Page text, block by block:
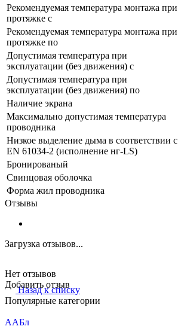
Рекомендуемая температура монтажа при
протяжке с
Рекомендуемая температура монтажа при
протяжке по
Допустимая температура при
эксплуатации (без движения) с
Допустимая температура при
эксплуатации (без движения) по
Наличие экрана
Максимально допустимая температура
проводника
Низкое выделение дыма в соответствии с
EN 61034-2 (исполнение нг-LS)
Бронированый
Свинцовая оболочка
Форма жил проводника
Отзывы
Загрузка отзывов...
Нет отзывов
Добавить отзыв
Назад к списку
Популярные категории
ААБл